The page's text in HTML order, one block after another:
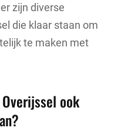
zijn diverse
die klaar staan om
te maken met
ook